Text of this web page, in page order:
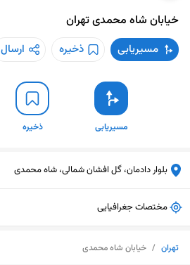
خیابان شاه محمدیتهران
مسیریابی ذخیره ارسال
مسیریابی ذخیره
بلوار دادمان، گل افشان شمالی، شاه محمدی
مختصات جغرافیایی
تهران / خیابان شاه محمدی